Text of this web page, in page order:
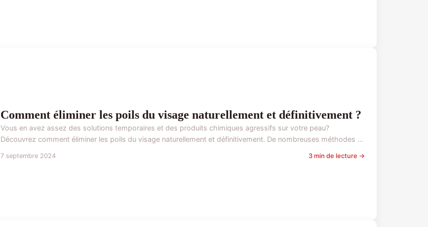
Comment éliminer les poils du visage naturellement et définitivement ?
Vous en avez assez des solutions temporaires et des produits chimiques agressifs sur votre peau?
Découvrez comment éliminer les poils du visage naturellement et définitivement. De nombreuses méthodes ...
7 septembre 2024 3 min de lecture →